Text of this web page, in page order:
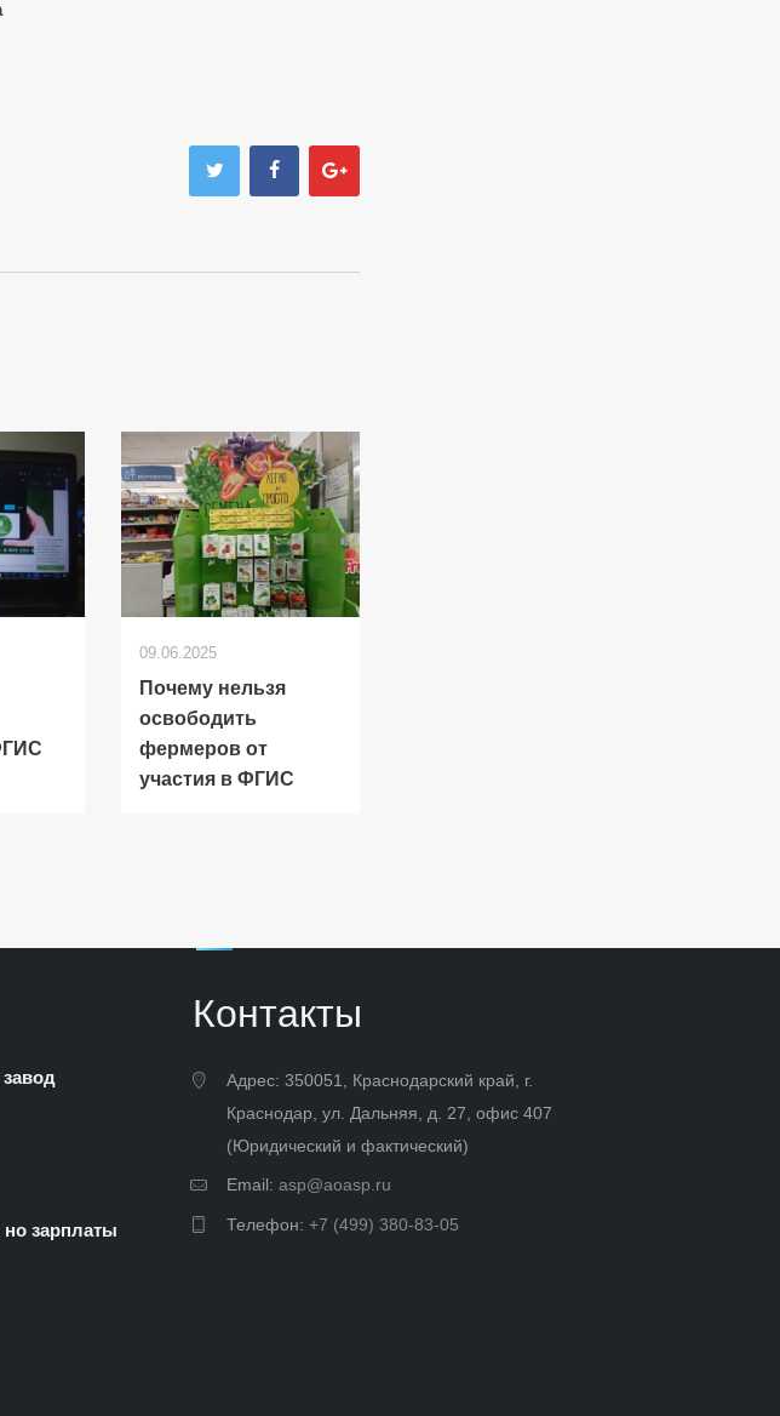
09.06.2025
Почему нельзя
освободить
фермеров от
участия в ФГИС
зарплаты
Контакты
Адрес: 350051, Краснодарский край, г.
Краснодар, ул. Дальняя, д. 27, офис 407
(Юридический и фактический)
Email: asp@aoasp.ru
Телефон: +7 (499) 380-83-05